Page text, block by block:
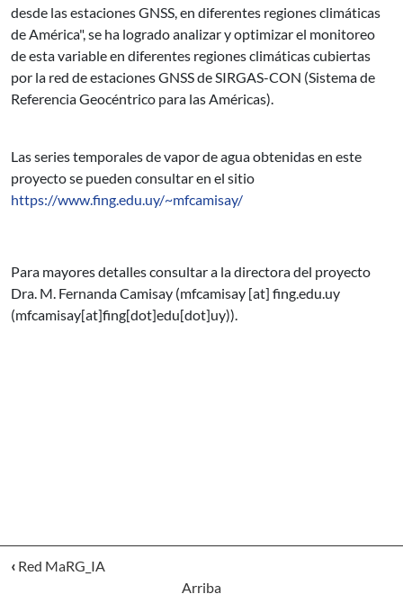
desde las estaciones GNSS, en diferentes regiones climáticas
de América", se ha logrado analizar y optimizar el monitoreo
de esta variable en diferentes regiones climáticas cubiertas
por la red de estaciones GNSS de SIRGAS-CON (Sistema de
Referencia Geocéntrico para las Américas).
Las series temporales de vapor de agua obtenidas en este
proyecto se pueden consultar en el sitio
https://www.fing.edu.uy/~mfcamisay/
Para mayores detalles consultar a la directora del proyecto
Dra. M. Fernanda Camisay (mfcamisay [at] fing.edu.uy
(mfcamisay[at]fing[dot]edu[dot]uy)).
‹ Red MaRG_IA
Arriba